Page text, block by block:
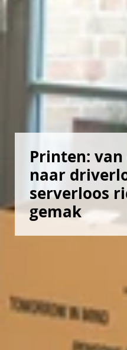
Printen:
naar
serverloos
gemak